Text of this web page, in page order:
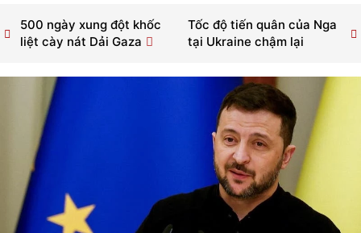
Tốc độ tiến quân của Nga
tại Ukraine chậm lại
500 ngày xung đột khốc
liệt cày nát Dải Gaza